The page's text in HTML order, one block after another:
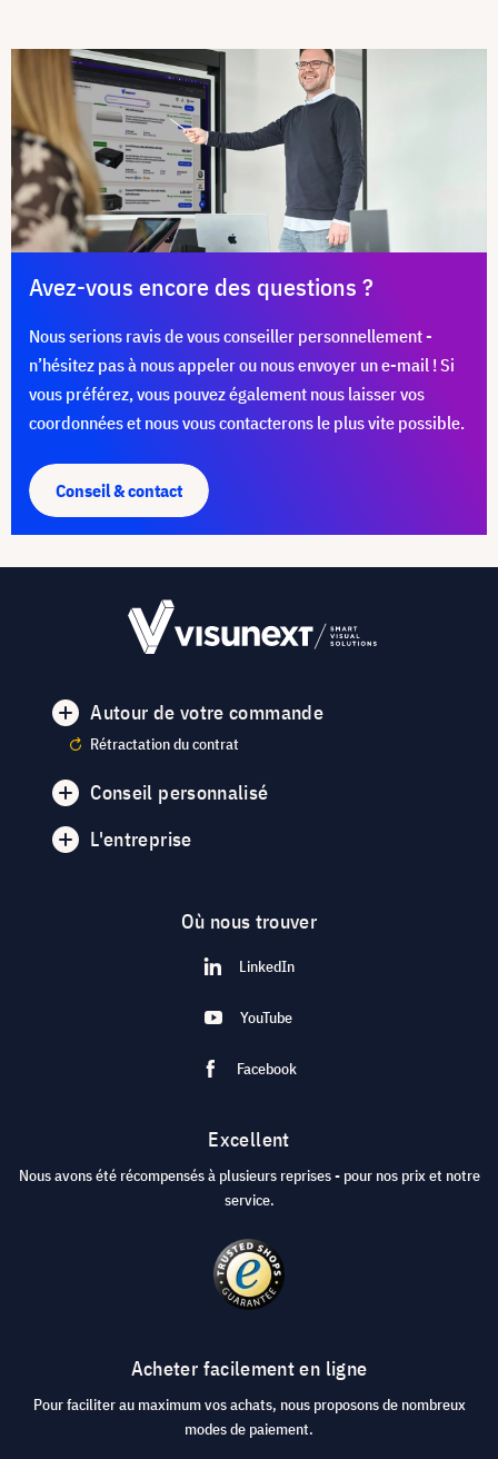
Avez-vous encore des questions ?
Nous serions ravis de vous conseiller personnellement -
n’hésitez pas à nous appeler ou nous envoyer un e-mail ! Si
vous préférez, vous pouvez également nous laisser vos
coordonnées et nous vous contacterons le plus vite possible.
Conseil & contact
Autour de votre commande
Rétractation du contrat
Conseil personnalisé
L'entreprise
Où nous trouver
LinkedIn
YouTube
Facebook
Excellent
Nous avons été récompensés à plusieurs reprises - pour nos prix et notre
service.
Acheter facilement en ligne
Pour faciliter au maximum vos achats, nous proposons de nombreux
modes de paiement.